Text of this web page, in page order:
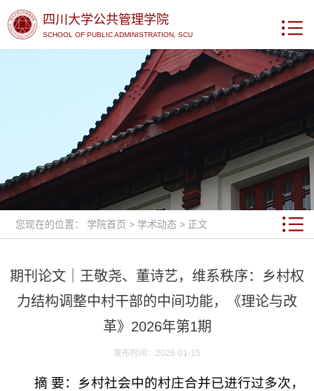
四川大学公共管理学院
SCHOOL OF PUBLIC ADMINISTRATION, SCU
您现在的位置： 学院首页 > 学术动态 > 正文
期刊论文｜王敬尧、董诗艺，维系秩序：乡村权
力结构调整中村干部的中间功能，《理论与改
革》2026年第1期
发布时间：2026-01-15
摘 要：乡村社会中的村庄合并已进行过多次，